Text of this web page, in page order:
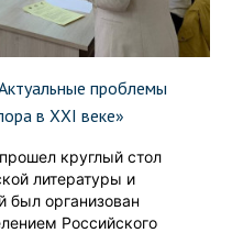
проблемы
в XXI веке»
круглый стол
литературы и
был организован
Российского